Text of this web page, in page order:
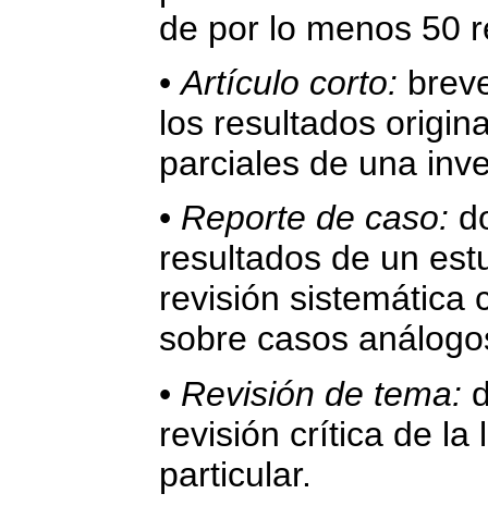
de por lo menos 50
•Artículo corto:
los resultados
parciales de una
• Reporte de caso:
resultados de un
revisión sistemática
sobre casos
• Revisión de tema:
revisión crítica de la
particular.